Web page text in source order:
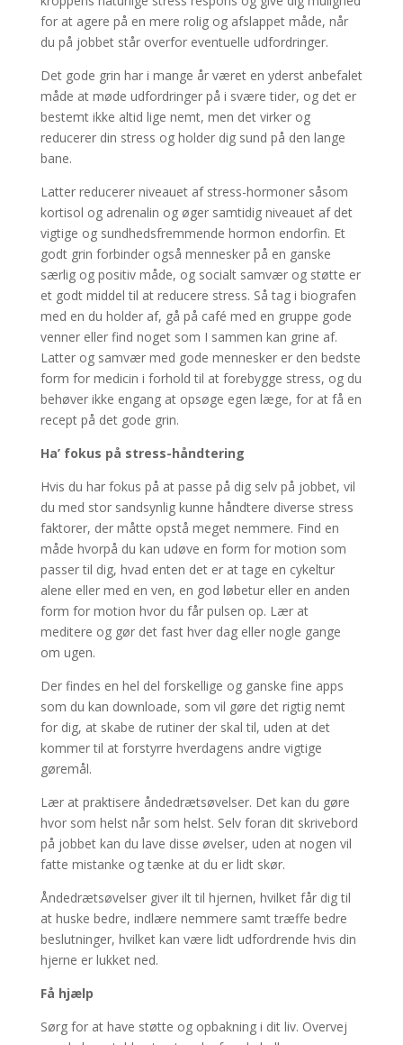
for at agere på en mere rolig og afslappet måde, når
du på jobbet står overfor eventuelle udfordringer.
Det gode grin har i mange år været en yderst anbefalet
måde at møde udfordringer på i svære tider, og det er
bestemt ikke altid lige nemt, men det virker og
reducerer din stress og holder dig sund på den lange
bane.
Latter reducerer niveauet af stress-hormoner såsom
kortisol og adrenalin og øger samtidig niveauet af det
vigtige og sundhedsfremmende hormon endorfin. Et
godt grin forbinder også mennesker på en ganske
særlig og positiv måde, og socialt samvær og støtte er
et godt middel til at reducere stress. Så tag i biografen
med en du holder af, gå på café med en gruppe gode
venner eller find noget som I sammen kan grine af.
Latter og samvær med gode mennesker er den bedste
form for medicin i forhold til at forebygge stress, og du
behøver ikke engang at opsøge egen læge, for at få en
recept på det gode grin.
Ha’ fokus på stress-håndtering
Hvis du har fokus på at passe på dig selv på jobbet, vil
du med stor sandsynlig kunne håndtere diverse stress
faktorer, der måtte opstå meget nemmere. Find en
måde hvorpå du kan udøve en form for motion som
passer til dig, hvad enten det er at tage en cykeltur
alene eller med en ven, en god løbetur eller en anden
form for motion hvor du får pulsen op. Lær at
meditere og gør det fast hver dag eller nogle gange
om ugen.
Der findes en hel del forskellige og ganske fine apps
som du kan downloade, som vil gøre det rigtig nemt
for dig, at skabe de rutiner der skal til, uden at det
kommer til at forstyrre hverdagens andre vigtige
gøremål.
Lær at praktisere åndedrætsøvelser. Det kan du gøre
hvor som helst når som helst. Selv foran dit skrivebord
på jobbet kan du lave disse øvelser, uden at nogen vil
fatte mistanke og tænke at du er lidt skør.
Åndedrætsøvelser giver ilt til hjernen, hvilket får dig til
at huske bedre, indlære nemmere samt træffe bedre
beslutninger, hvilket kan være lidt udfordrende hvis din
hjerne er lukket ned.
Få hjælp
Sørg for at have støtte og opbakning i dit liv. Overvej